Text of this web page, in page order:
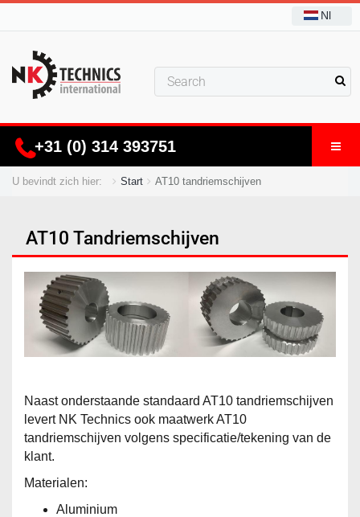
Nl
+31 (0) 314 393751
U bevindt zich hier: Start AT10 tandriemschijven
AT10 Tandriemschijven
Naast onderstaande standaard AT10 tandriemschijven
levert NK Technics ook maatwerk AT10
tandriemschijven volgens specificatie/tekening van de
klant.
Materialen:
Aluminium